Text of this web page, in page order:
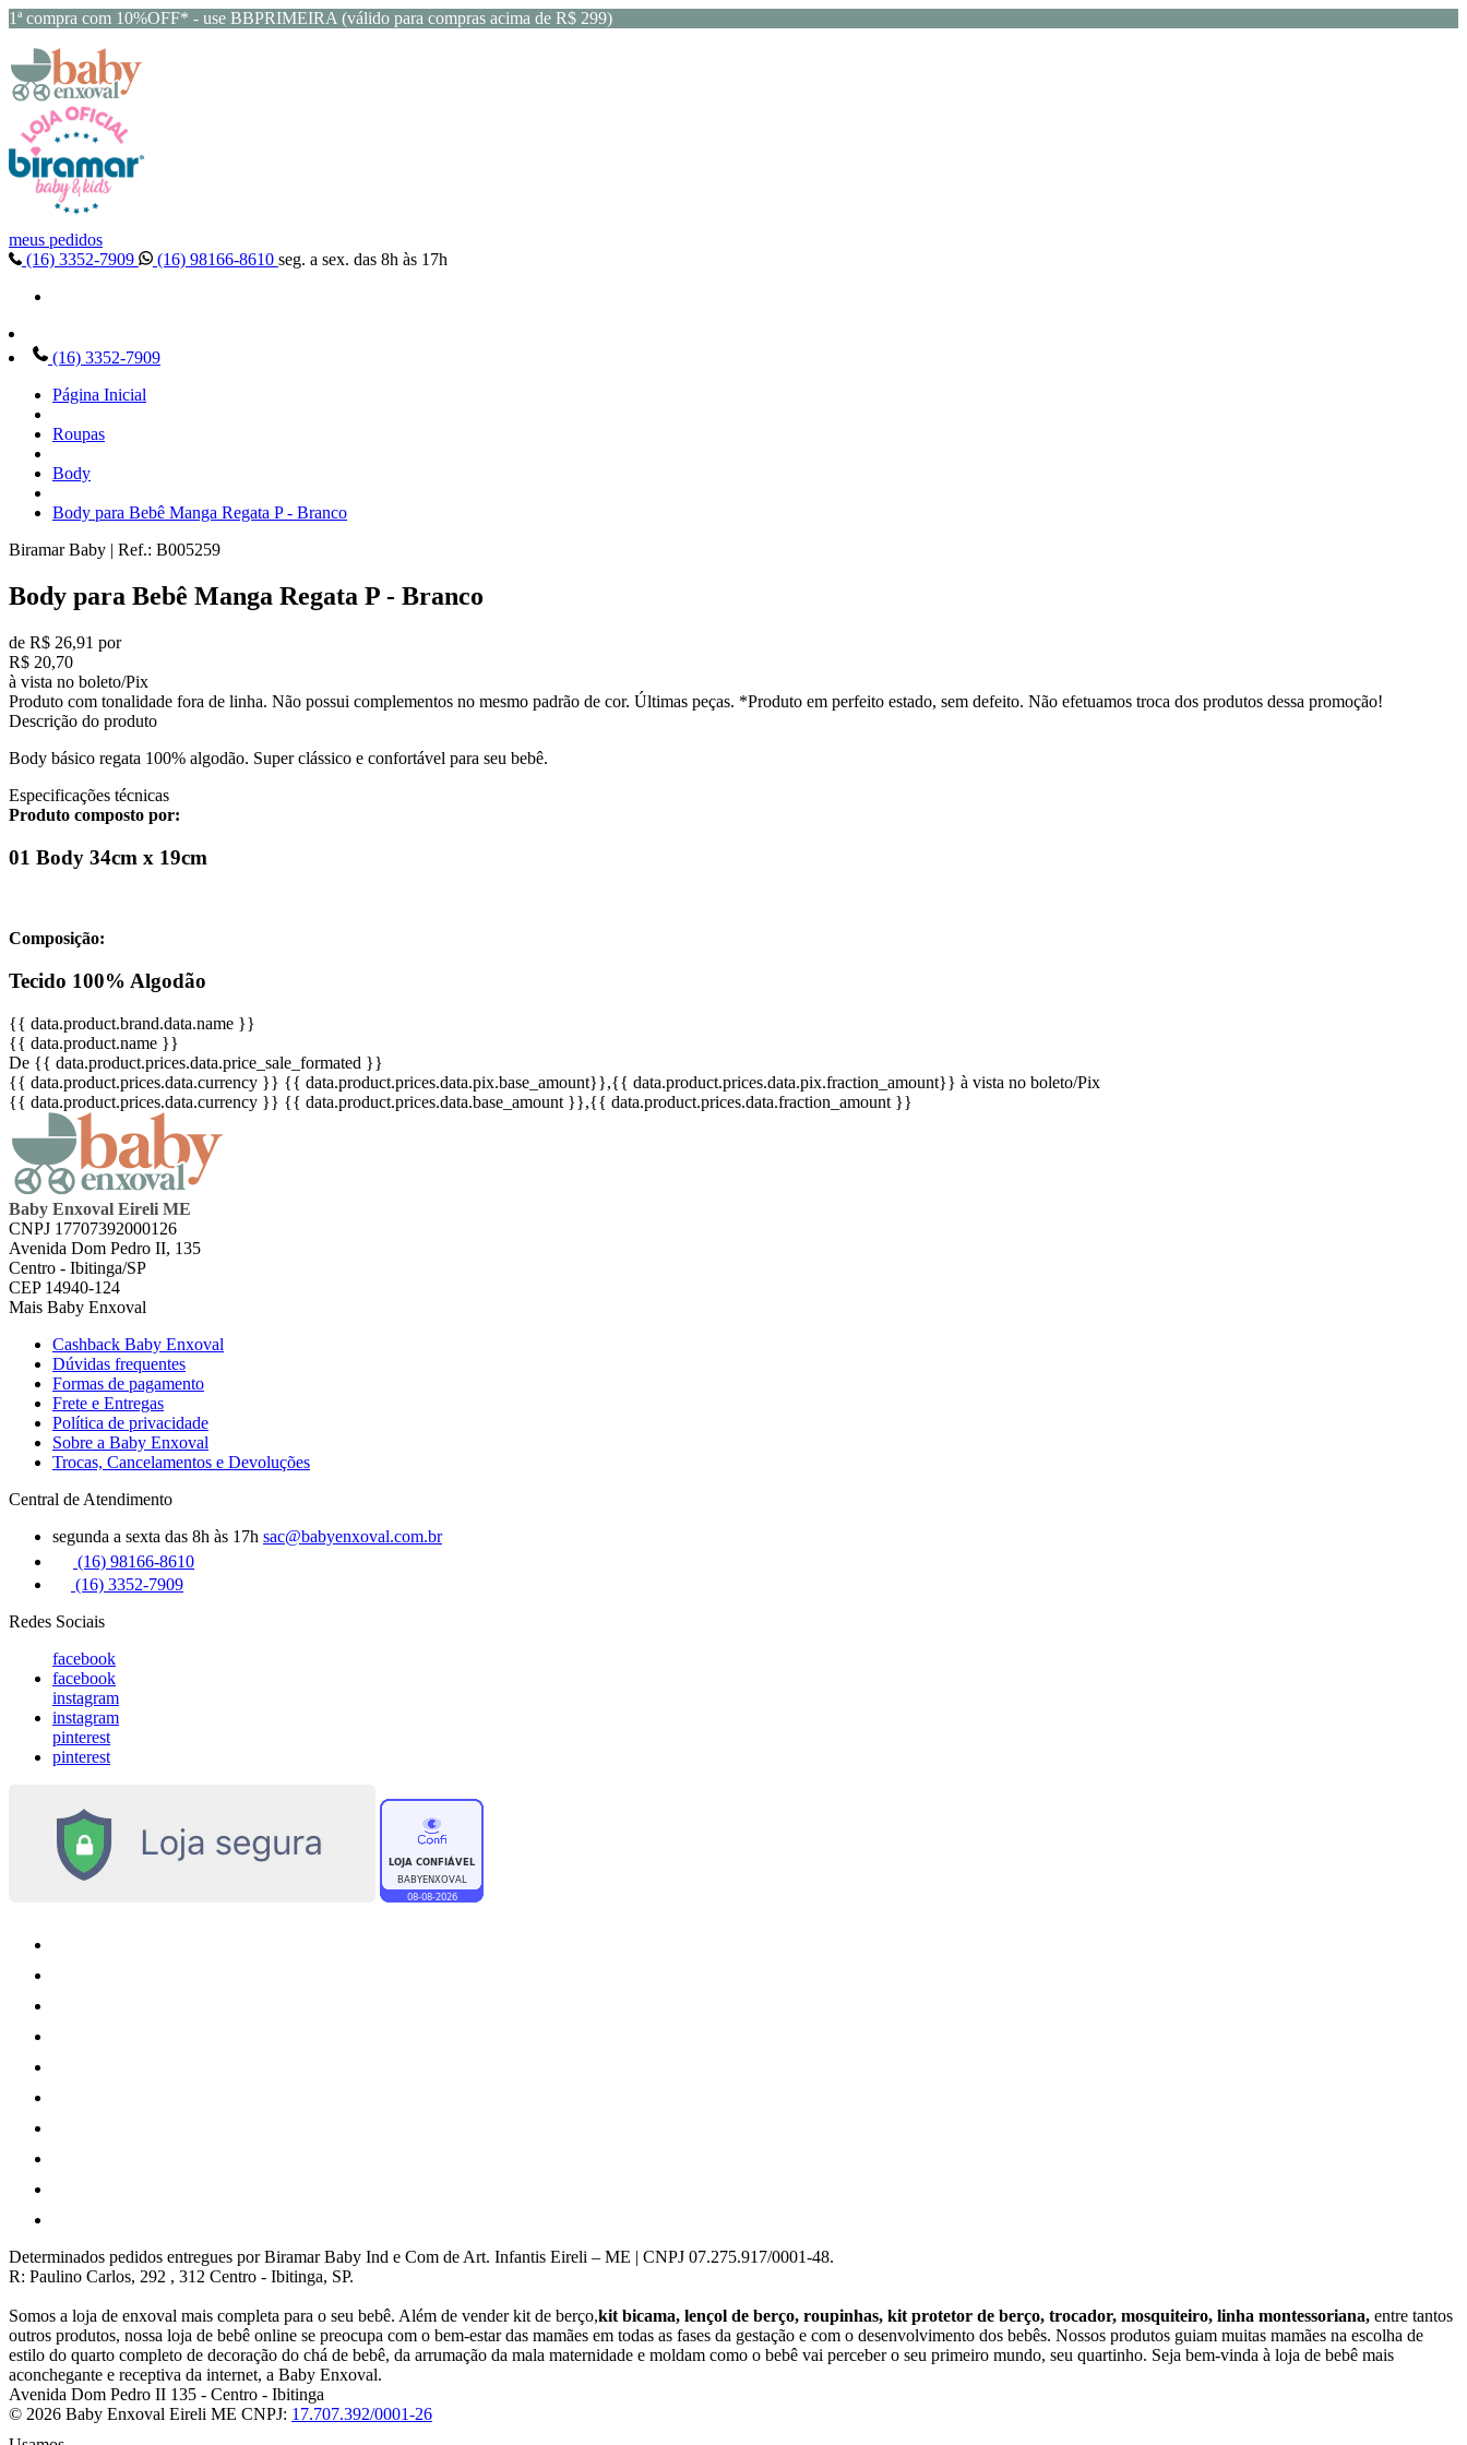
1ª compra com 10%OFF* - use BBPRIMEIRA (válido para compras acima de R$ 299)
meus pedidos
(16) 3352-7909
(16) 98166-8610 seg. a sex. das 8h às 17h
(16) 3352-7909
Página Inicial
Roupas
Body
Body para Bebê Manga Regata P - Branco
Biramar Baby | Ref.: B005259
Body para Bebê Manga Regata P - Branco
de R$ 26,91 por
R$ 20,70
à vista no boleto/Pix
Produto com tonalidade fora de linha. Não possui complementos no mesmo padrão de cor. Últimas peças. *Produto em perfeito estado, sem defeito. Não efetuamos troca dos produtos dessa promoção!
Descrição do produto
Body básico regata 100% algodão. Super clássico e confortável para seu bebê.
Especificações técnicas
Produto composto por:
01 Body 34cm x 19cm
Composição:
Tecido 100% Algodão
{{ data.product.brand.data.name }}
{{ data.product.name }}
De {{ data.product.prices.data.price_sale_formated }}
{{ data.product.prices.data.currency }} {{ data.product.prices.data.pix.base_amount}},{{ data.product.prices.data.pix.fraction_amount}} à vista no boleto/Pix
{{ data.product.prices.data.currency }} {{ data.product.prices.data.base_amount }},{{ data.product.prices.data.fraction_amount }}
Baby Enxoval Eireli ME
CNPJ 17707392000126
Avenida Dom Pedro II, 135
Centro - Ibitinga/SP
CEP 14940-124
Mais Baby Enxoval
Cashback Baby Enxoval
Dúvidas frequentes
Formas de pagamento
Frete e Entregas
Política de privacidade
Sobre a Baby Enxoval
Trocas, Cancelamentos e Devoluções
Central de Atendimento
segunda a sexta das 8h às 17h sac@babyenxoval.com.br
(16) 98166-8610
(16) 3352-7909
Redes Sociais
facebook
facebook
instagram
instagram
pinterest
pinterest
Determinados pedidos entregues por Biramar Baby Ind e Com de Art. Infantis Eireli – ME | CNPJ 07.275.917/0001-48.
R: Paulino Carlos, 292 , 312 Centro - Ibitinga, SP.
Somos a loja de enxoval mais completa para o seu bebê. Além de vender kit de berço,kit bicama, lençol de berço, roupinhas, kit protetor de berço, trocador, mosquiteiro, linha montessoriana, entre tantos
outros produtos, nossa loja de bebê online se preocupa com o bem-estar das mamães em todas as fases da gestação e com o desenvolvimento dos bebês. Nossos produtos guiam muitas mamães na escolha de
estilo do quarto completo de decoração do chá de bebê, da arrumação da mala maternidade e moldam como o bebê vai perceber o seu primeiro mundo, seu quartinho. Seja bem-vinda à loja de bebê mais
aconchegante e receptiva da internet, a Baby Enxoval.
Avenida Dom Pedro II 135 - Centro - Ibitinga
© 2026 Baby Enxoval Eireli ME CNPJ: 17.707.392/0001-26